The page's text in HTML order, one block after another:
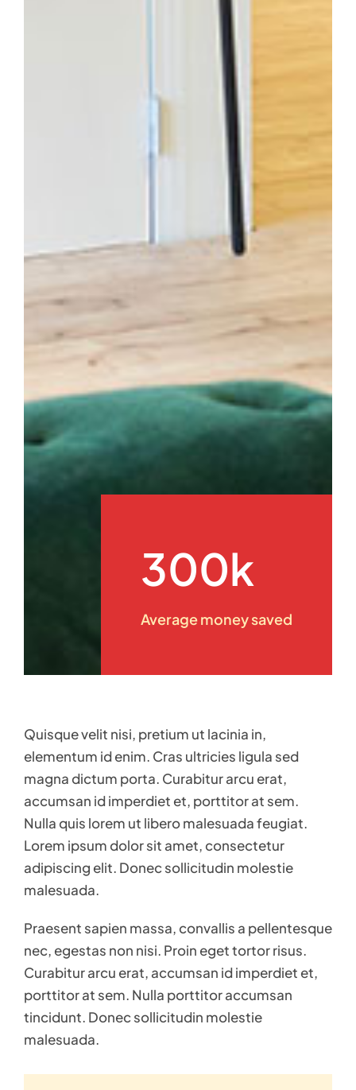
300k
Average money saved
Quisque velit nisi, pretium ut lacinia in,
elementum id enim. Cras ultricies ligula sed
magna dictum porta. Curabitur arcu erat,
accumsan id imperdiet et, porttitor at sem.
Nulla quis lorem ut libero malesuada feugiat.
Lorem ipsum dolor sit amet, consectetur
adipiscing elit. Donec sollicitudin molestie
malesuada.
Praesent sapien massa, convallis a pellentesque
nec, egestas non nisi. Proin eget tortor risus.
Curabitur arcu erat, accumsan id imperdiet et,
porttitor at sem. Nulla porttitor accumsan
tincidunt. Donec sollicitudin molestie
malesuada.